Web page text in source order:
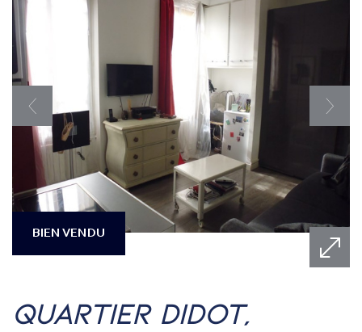
BIEN VENDU
quartier didot,